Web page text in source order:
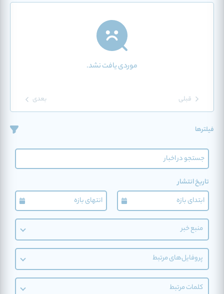
موردی یافت نشد.
قبلی بعدی
فیلترها
تاریخ انتشار
منبع خبر
پروفایل‌های مرتبط
کلمات مرتبط